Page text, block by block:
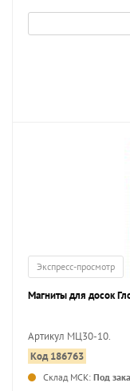
Экспресс-просмотр
Магниты для досок
Артикул МЦ30-10.
Код 186763
Склад МСК: Под